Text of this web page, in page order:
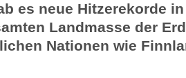
es neue Hitzerekorde
Landmasse der
Nationen wie